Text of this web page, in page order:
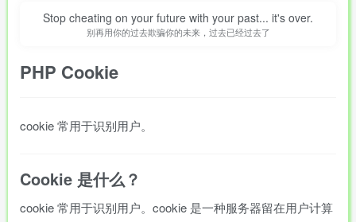
Stop cheating on your future with your past... it's over.
别再用你的过去欺骗你的未来，过去已经过去了
PHP Cookie
cookie 常用于识别用户。
Cookie 是什么？
cookie 常用于识别用户。cookie 是一种服务器留在用户计算